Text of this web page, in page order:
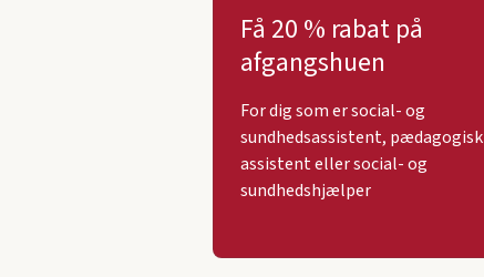
Få 20 % rabat på
afgangshuen
For dig som er social- og
sundhedsassistent, pædagogisk
assistent eller social- og
sundhedshjælper